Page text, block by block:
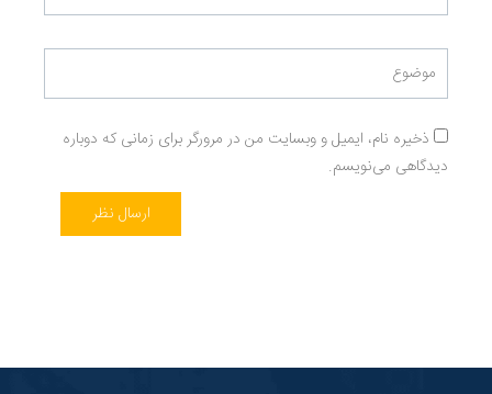
ذخیره نام، ایمیل و وبسایت من در مرورگر برای زمانی که دوباره
دیدگاهی می‌نویسم.
ارسال نظر